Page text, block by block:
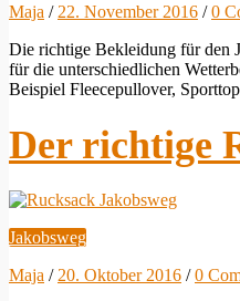
Maja / 22. November 2016 /0
Die richtige Bekleidung für den
für die unterschiedlichen
Beispiel Fleecepullover,
Der richtige
Jakobsweg
Maja / 20. Oktober 2016 /0